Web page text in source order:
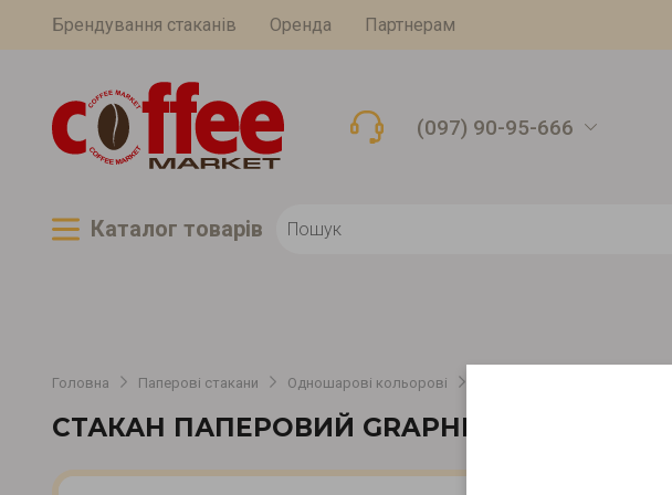
Брендування стаканів Оренда Партнерам
(097) 90-95-666
Каталог товарiв
Головна Паперові стакани Одношарові кольорові
СТАКАН ПАПЕРОВИЙ GRAPHITE CUP 340МЛ